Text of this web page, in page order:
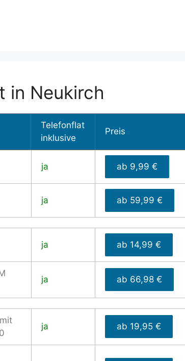
in Neukirch
Telefonflat
inklusive
Preis
ja ab 9,99 €
ja ab 59,99 €
ja ab 14,99 €
ja ab 66,98 €
ja ab 19,95 €